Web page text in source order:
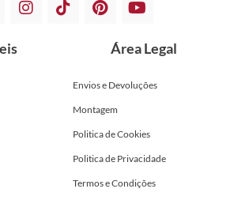
Área Legal
Envios e Devoluções
Montagem
Politica de Cookies
Politica de Privacidade
Termos e Condições